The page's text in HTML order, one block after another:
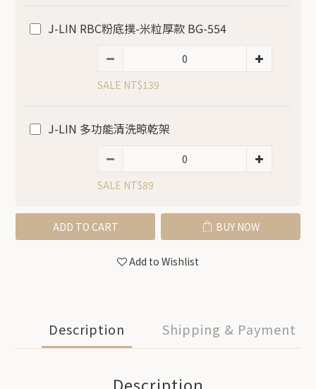
J-LIN RBC粉底撲-米粒厚款 BG-554
SALE NT$139
J-LIN 多功能清洗晾乾架
SALE NT$89
ADD TO CART BUY NOW
Add to Wishlist
Description Shipping & Payment
Description